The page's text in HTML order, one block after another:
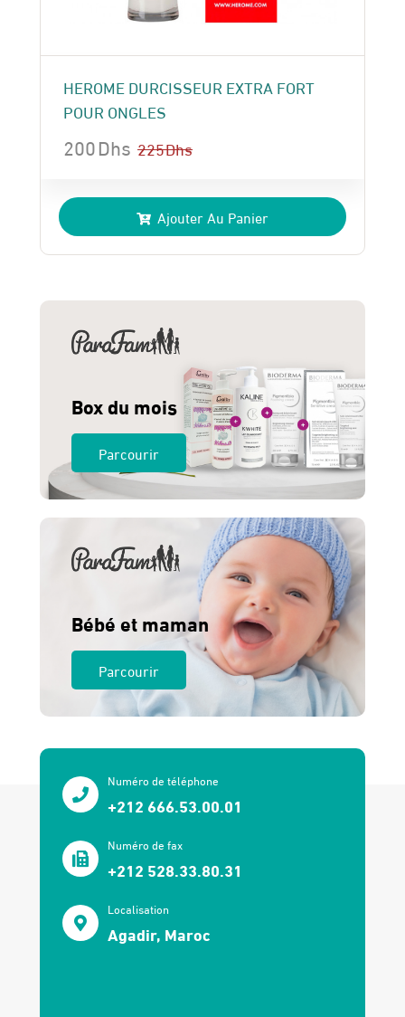
HEROME DURCISSEUR EXTRA FORT
POUR ONGLES
225Dhs
prix
initial
était :
200Dhs
prix
actuel
est :
Ajouter Au Panier
Box du mois
Parcourir
Bébé et maman
Parcourir
Numéro de téléphone
+212 666.53.00.01
Numéro de fax
+212 528.33.80.31
Localisation
Agadir, Maroc